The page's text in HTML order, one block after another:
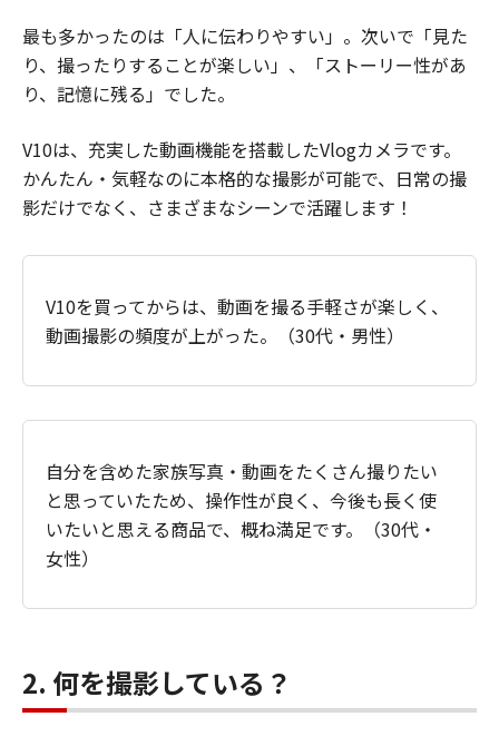
最も多かったのは「人に伝わりやすい」。次いで「見た
り、撮ったりすることが楽しい」、「ストーリー性があ
り、記憶に残る」でした。
V10は、充実した動画機能を搭載したVlogカメラです。
かんたん・気軽なのに本格的な撮影が可能で、日常の撮
影だけでなく、さまざまなシーンで活躍します！
V10を買ってからは、動画を撮る手軽さが楽しく、
動画撮影の頻度が上がった。（30代・男性）
自分を含めた家族写真・動画をたくさん撮りたい
と思っていたため、操作性が良く、今後も長く使
いたいと思える商品で、概ね満足です。（30代・
女性）
2. 何を撮影している？